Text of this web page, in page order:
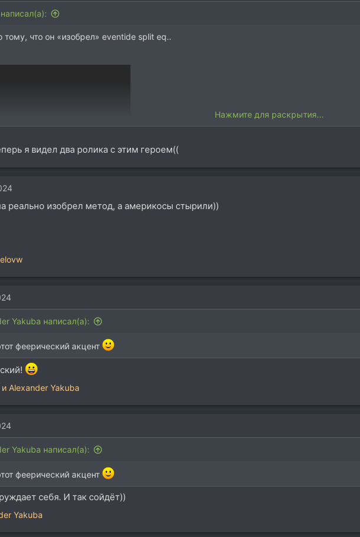
тому, что он «изобрел» eventide split eq..
Нажмите для раскрытия...
я видел два ролика с этим героем((
реально изобрел метод, а америкосы стырили))
Yakuba написал(а):
феерический акцент
и Alexander Yakuba
Yakuba написал(а):
феерический акцент
себя. И так сойдёт))
Yakuba